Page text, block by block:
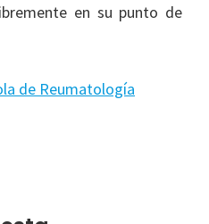
en su punto de
de Reumatología